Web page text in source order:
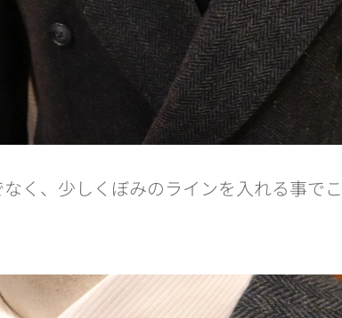
く、少しくぼみのラインを入れる事で